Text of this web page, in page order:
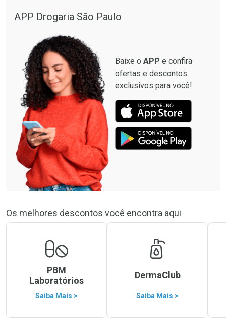
APP Drogaria São Paulo
Baixe o APP e confira
ofertas e descontos
exclusivos para você!
Os melhores descontos você encontra aqui
PBM
Laboratórios
Saiba Mais >
DermaClub
Saiba Mais >